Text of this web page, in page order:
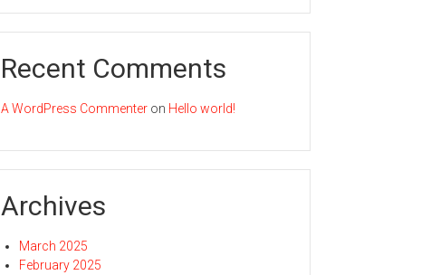
Recent Comments
A WordPress Commenter on Hello world!
Archives
March 2025
February 2025